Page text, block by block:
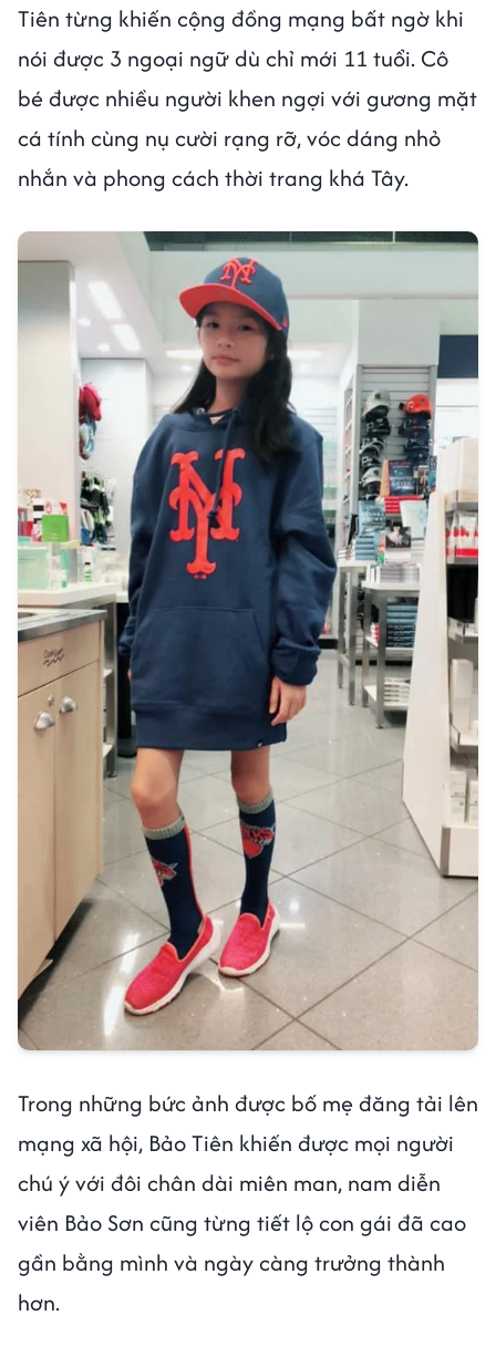
Tiên từng khiến cộng đồng mạng bất ngờ khi
nói được 3 ngoại ngữ dù chỉ mới 11 tuổi. Cô
bé được nhiều người khen ngợi với gương mặt
cá tính cùng nụ cười rạng rỡ, vóc dáng nhỏ
nhắn và phong cách thời trang khá Tây.
Trong những bức ảnh được bố mẹ đăng tải lên
mạng xã hội, Bảo Tiên khiến được mọi người
chú ý với đôi chân dài miên man, nam diễn
viên Bảo Sơn cũng từng tiết lộ con gái đã cao
gần bằng mình và ngày càng trưởng thành
hơn.